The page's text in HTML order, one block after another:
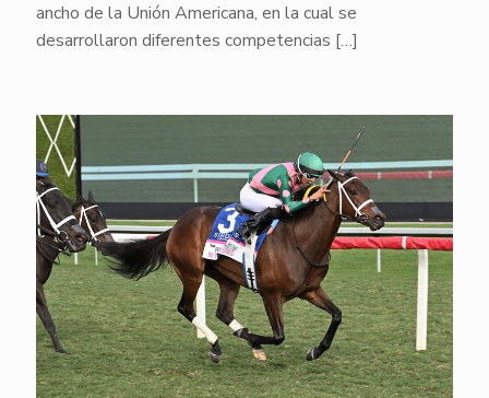
ancho de la Unión Americana, en la cual se
desarrollaron diferentes competencias […]